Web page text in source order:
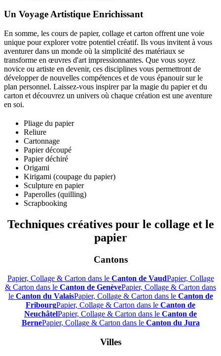
Un Voyage Artistique Enrichissant
En somme, les cours de papier, collage et carton offrent une voie
unique pour explorer votre potentiel créatif. Ils vous invitent à vous
aventurer dans un monde où la simplicité des matériaux se
transforme en œuvres d'art impressionnantes. Que vous soyez
novice ou artiste en devenir, ces disciplines vous permettront de
développer de nouvelles compétences et de vous épanouir sur le
plan personnel. Laissez-vous inspirer par la magie du papier et du
carton et découvrez un univers où chaque création est une aventure
en soi.
Pliage du papier
Reliure
Cartonnage
Papier découpé
Papier déchiré
Origami
Kirigami (coupage du papier)
Sculpture en papier
Paperolles (quilling)
Scrapbooking
Techniques créatives pour le collage et le
papier
Cantons
Papier, Collage & Carton dans le Canton de VaudPapier, Collage
& Carton dans le Canton de GenèvePapier, Collage & Carton dans
le Canton du ValaisPapier, Collage & Carton dans le Canton de
FribourgPapier, Collage & Carton dans le Canton de
NeuchâtelPapier, Collage & Carton dans le Canton de
BernePapier, Collage & Carton dans le Canton du Jura
Villes